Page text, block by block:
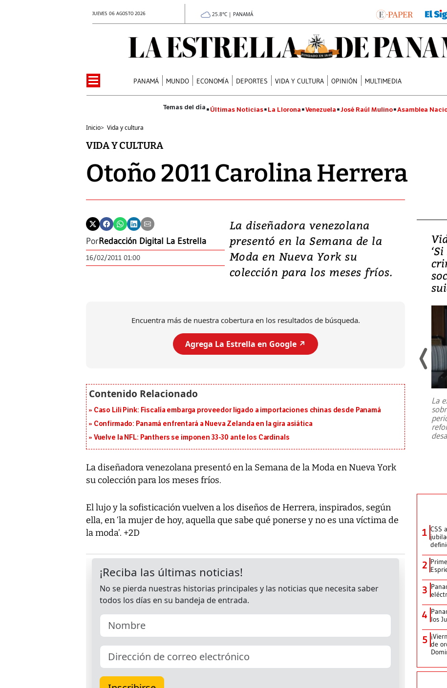
JUEVES 06 AGOSTO 2026 25.8°C | PANAMÁ
PANAMÁ MUNDO ECONOMÍA DEPORTES VIDA Y CULTURA OPINIÓN MULTIMEDIA
Últimas Noticias La Llorona Venezuela José Raúl Mulino Asamblea
Inicio> Vida y cultura
VIDA Y CULTURA
Otoño 2011 Carolina Herrera
PorRedacción Digital La Estrella
16/02/2011 01:00
La diseñadora venezolana
presentó en la Semana de la
Moda en Nueva York su
colección para los meses fríos.
Encuentra más de nuestra cobertura en los resultados de búsqueda.
Agrega La Estrella en Google ↗️
Caso Lili Pink: Fiscalía embarga proveedor ligado a importaciones chinas desde Panamá
Confirmado: Panamá enfrentará a Nueva Zelanda en la gira asiática
Vuelve la NFL: Panthers se imponen 33-30 ante los Cardinals
La diseñadora venezolana presentó en la Semana de la Moda en Nueva York
su colección para los meses fríos.
El lujo y la sofisticación vuelven a los diseños de Herrera, inspirados, según
ella, en ‘la mujer de hoy, aquella que sabe qué ponerse y no es una víctima de
la moda’. +2D
Video, Japón: Terremoto
deja heridos y graves
daños en Kumamoto
7,1 se registró este martes 28 de
emergencia de gran...
La
1 CSS
2
3
4 los
5 de